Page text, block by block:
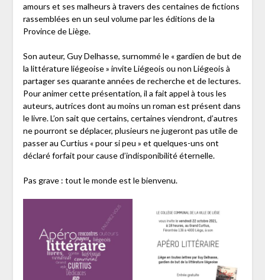
amours et ses malheurs à travers des centaines de fictions
rassemblées en un seul volume par les éditions de la
Province de Liège.
Son auteur, Guy Delhasse, surnommé le « gardien de but de
la littérature liégeoise » invite Liégeois ou non Liégeois à
partager ses quarante années de recherche et de lectures.
Pour animer cette présentation, il a fait appel à tous les
auteurs, autrices dont au moins un roman est présent dans
le livre. L’on sait que certains, certaines viendront, d’autres
ne pourront se déplacer, plusieurs ne jugeront pas utile de
passer au Curtius « pour si peu » et quelques-uns ont
déclaré forfait pour cause d’indisponibilité éternelle.
Pas grave : tout le monde est le bienvenu.